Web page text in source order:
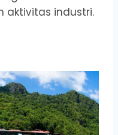
aktivitas industri.